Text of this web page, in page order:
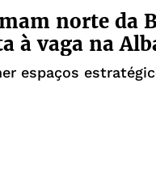
norte da
à vaga na
espaços